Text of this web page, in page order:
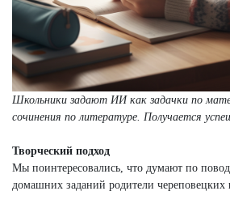
Школьники задают ИИ как задачки по
сочинения по литературе. Получается
Творческий подход
Мы поинтересовались, что думают по
домашних заданий родители череповецких